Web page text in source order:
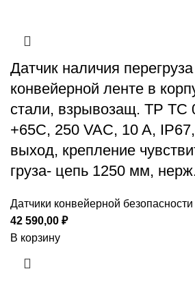
Датчик наличия
конвейерной ленте в
стали, взрывозащ. ТР ТС
+65С, 250 VAC, 10 A,
выход, крепление
груза- цепь 1250 мм,
Датчики конвейерной
42 590,00 ₽
В корзину